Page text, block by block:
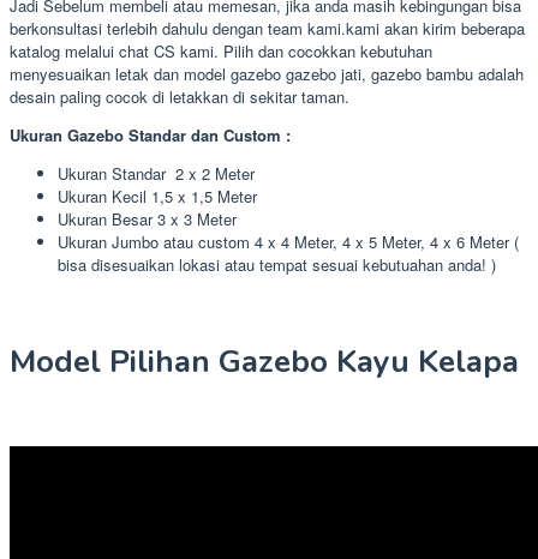
Jadi Sebelum membeli atau memesan, jika anda masih kebingungan bisa
berkonsultasi terlebih dahulu dengan team kami.kami akan kirim beberapa
katalog melalui chat CS kami. Pilih dan cocokkan kebutuhan
menyesuaikan letak dan model gazebo gazebo jati, gazebo bambu adalah
desain paling cocok di letakkan di sekitar taman.
Ukuran Gazebo Standar dan Custom :
Ukuran Standar 2 x 2 Meter
Ukuran Kecil 1,5 x 1,5 Meter
Ukuran Besar 3 x 3 Meter
Ukuran Jumbo atau custom 4 x 4 Meter, 4 x 5 Meter, 4 x 6 Meter (
bisa disesuaikan lokasi atau tempat sesuai kebutuahan anda! )
Model Pilihan Gazebo Kayu Kelapa